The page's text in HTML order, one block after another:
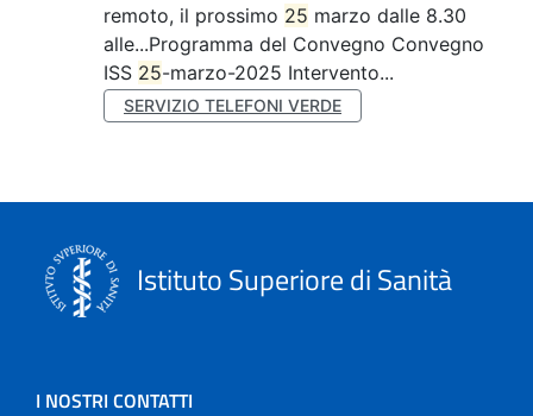
remoto, il prossimo 25 marzo dalle 8.30
alle...Programma del Convegno Convegno
ISS 25-marzo-2025 Intervento...
SERVIZIO TELEFONI VERDE
Istituto Superiore di Sanità
I NOSTRI CONTATTI